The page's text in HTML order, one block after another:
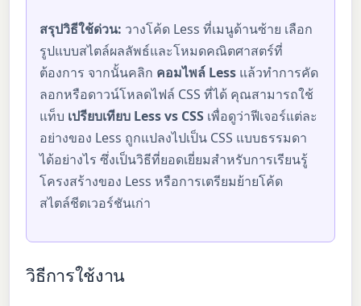
สรุปวิธีใช้ด่วน: วางโค้ด Less ที่เมนูด้านซ้าย เลือก
รูปแบบสไตล์ผลลัพธ์และโหมดคณิตศาสตร์ที่
ต้องการ จากนั้นคลิก คอมไพล์ Less แล้วทำการคัด
ลอกหรือดาวน์โหลดไฟล์ CSS ที่ได้ คุณสามารถใช้
แท็บ เปรียบเทียบ Less vs CSS เพื่อดูว่าฟีเจอร์แต่ละ
อย่างของ Less ถูกแปลงไปเป็น CSS แบบธรรมดา
ได้อย่างไร ซึ่งเป็นวิธีที่ยอดเยี่ยมสำหรับการเรียนรู้
โครงสร้างของ Less หรือการเตรียมย้ายโค้ด
สไตล์ชีตเวอร์ชันเก่า
วิธีการใช้งาน